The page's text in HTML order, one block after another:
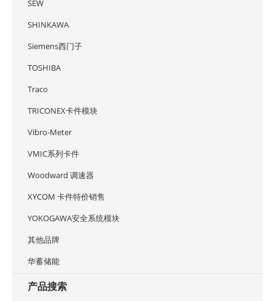
SEW
SHINKAWA
Siemens西门子
TOSHIBA
Traco
TRICONEX卡件模块
Vibro-Meter
VMIC系列卡件
Woodward 调速器
XYCOM 卡件特价销售
YOKOGAWA安全系统模块
其他品牌
华蓄储能
产品搜索